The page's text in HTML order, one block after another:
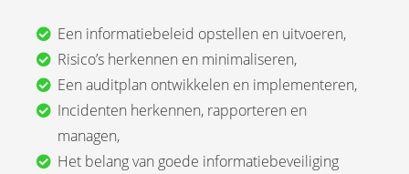
Een informatiebeleid opstellen en uitvoeren,
Risico’s herkennen en minimaliseren,
Een auditplan ontwikkelen en implementeren,
Incidenten herkennen, rapporteren en
managen,
Het belang van goede informatiebeveiliging